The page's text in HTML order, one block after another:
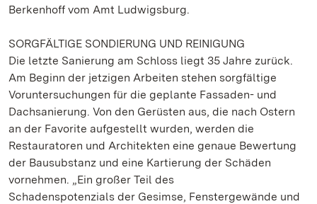
Berkenhoff vom Amt Ludwigsburg.
SORGFÄLTIGE SONDIERUNG UND REINIGUNG
Die letzte Sanierung am Schloss liegt 35 Jahre zurück.
Am Beginn der jetzigen Arbeiten stehen sorgfältige
Voruntersuchungen für die geplante Fassaden- und
Dachsanierung. Von den Gerüsten aus, die nach Ostern
an der Favorite aufgestellt wurden, werden die
Restauratoren und Architekten eine genaue Bewertung
der Bausubstanz und eine Kartierung der Schäden
vornehmen. „Ein großer Teil des
Schadenspotenzials der Gesimse, Fenstergewände und